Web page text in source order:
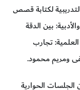
لكتابة قصص
بين الدقة
العلمية: تجارب
ومريم محمود.
الحوارية